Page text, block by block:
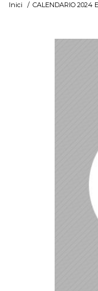
Inici / CALENDARIO 2024